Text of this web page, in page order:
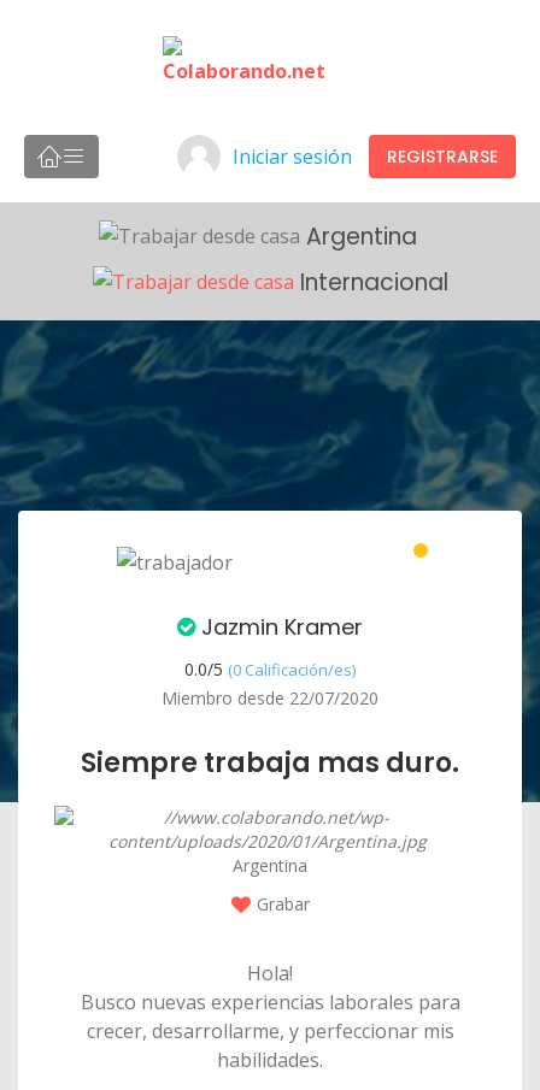
Iniciar sesión REGISTRARSE
Argentina
Internacional
Jazmin Kramer
0.0/5 (0 Calificación/es)
Miembro desde 22/07/2020
Siempre trabaja mas duro.
Argentina
Grabar
Hola!
Busco nuevas experiencias laborales para
crecer, desarrollarme, y perfeccionar mis
habilidades.